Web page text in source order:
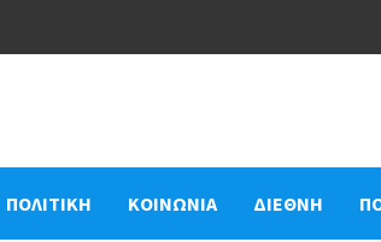
ΠΟΛΙΤΙΚΗ ΚΟΙΝΩΝΙΑ ΔΙΕΘΝΗ